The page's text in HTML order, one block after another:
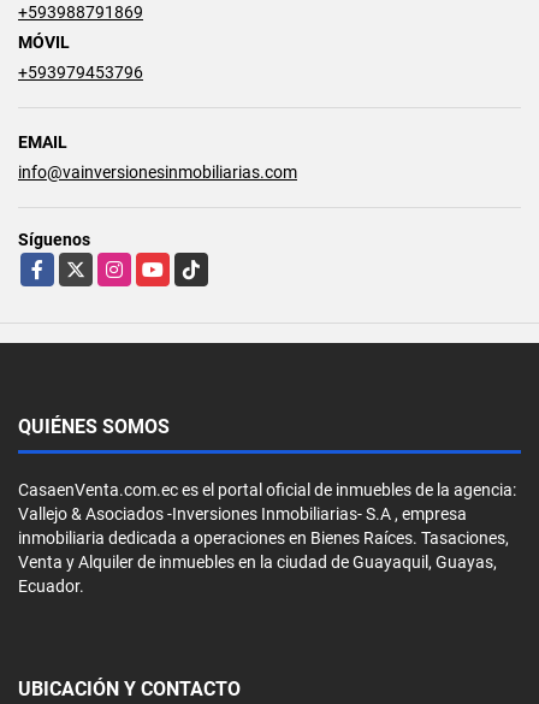
+593988791869
MÓVIL
+593979453796
EMAIL
info@vainversionesinmobiliarias.com
Síguenos
Facebook
X InstagramYouTubeTikTok
QUIÉNES SOMOS
CasaenVenta.com.ec es el portal oficial de inmuebles de la agencia:
Vallejo & Asociados -Inversiones Inmobiliarias- S.A , empresa
inmobiliaria dedicada a operaciones en Bienes Raíces. Tasaciones,
Venta y Alquiler de inmuebles en la ciudad de Guayaquil, Guayas,
Ecuador.
UBICACIÓN Y CONTACTO